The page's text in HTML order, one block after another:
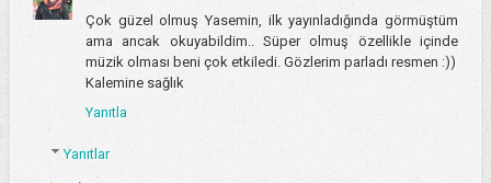
Çok güzel olmuş Yasemin, ilk yayınladığında görmüştüm
ama ancak okuyabildim.. Süper olmuş özellikle içinde
müzik olması beni çok etkiledi. Gözlerim parladı resmen :))
Kalemine sağlık
Yanıtla
Yanıtlar